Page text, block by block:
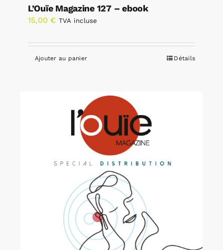
L’Ouïe Magazine 127 – ebook
15,00 € TVA incluse
Ajouter au panier Détails